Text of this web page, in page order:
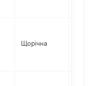
Щорічна